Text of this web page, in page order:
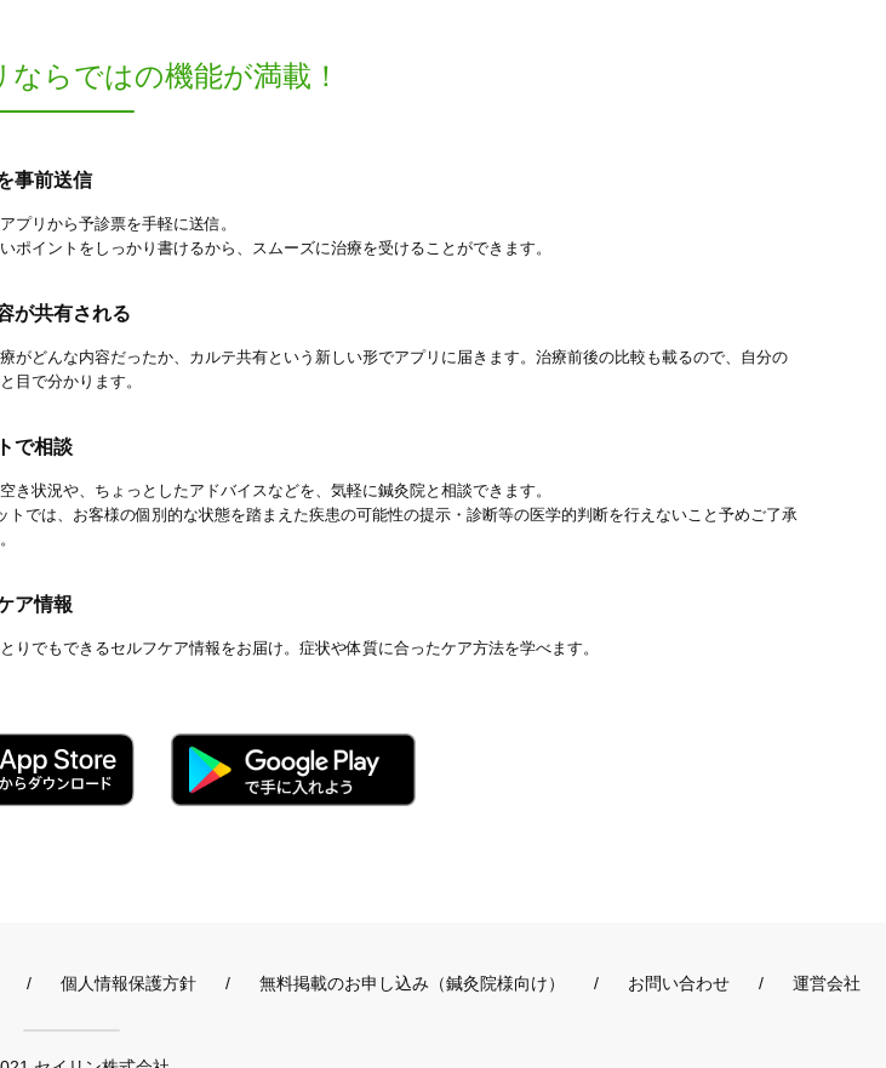
ならではの機能が満載！
事前送信
プリから予診票を手軽に送信。
ポイントをしっかり書けるから、スムーズに治療を受けることができます。
が共有される
がどんな内容だったか、カルテ共有という新しい形でアプリに届きます。治療前後の比較も載るので、自分の
目で分かります。
で相談
き状況や、ちょっとしたアドバイスなどを、気軽に鍼灸院と相談できます。
トでは、お客様の個別的な状態を踏まえた疾患の可能性の提示・診断等の医学的判断を行えないこと予めご了承
ア情報
りでもできるセルフケア情報をお届け。症状や体質に合ったケア方法を学べます。
個人情報保護方針 無料掲載のお申し込み（鍼灸院様向け） お問い合わせ 運営会社